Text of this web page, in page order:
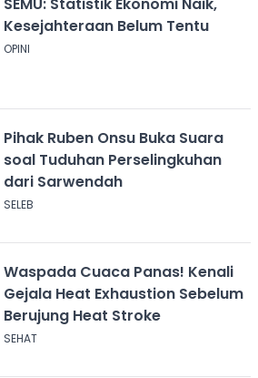
Kesejahteraan Belum Tentu
OPINI
Pihak Ruben Onsu Buka Suara
soal Tuduhan Perselingkuhan
dari Sarwendah
SELEB
Waspada Cuaca Panas! Kenali
Gejala Heat Exhaustion Sebelum
Berujung Heat Stroke
SEHAT